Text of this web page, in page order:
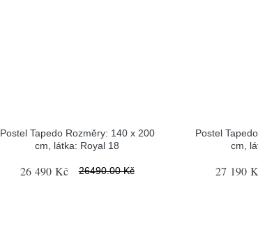
Postel Tapedo Rozměry: 140 x 200
cm, látka: Royal 18
26 490 Kč 26490.00 Kč
Postel
cm,
27 190